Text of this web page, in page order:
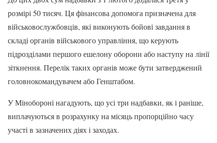
розмірі 50 тисяч. Ця фінансова допомога призначена для
військовослужбовців, які виконують бойові завдання в
складі органів військового управління, що керують
підрозділами першого ешелону оборони або наступу на лінії
зіткнення. Перелік таких органів може бути затверджений
головнокомандувачем або Генштабом.
У Мінобороні нагадують, що усі три надбавки, як і раніше,
виплачуються в розрахунку на місяць пропорційно часу
участі в зазначених діях і заходах.